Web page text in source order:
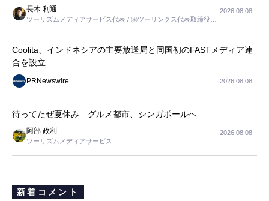
長木 利通
ツーリズムメディアサービス代表 / ㈱ツーリンクス代表取締役社
2026.08.08
Coolita、インドネシアの主要放送局と同国初のFASTメディア連
合を設立
PRNewswire 2026.08.08
待ってたぜ夏休み グルメ都市、シンガポールへ
阿部 政利
ツーリズムメディアサービス
2026.08.08
新着コメント